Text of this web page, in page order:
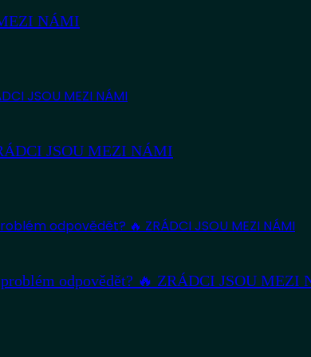
NÁMI
JSOU MEZI NÁMI
odpovědět? 🔥 ZRÁDCI JSOU MEZI